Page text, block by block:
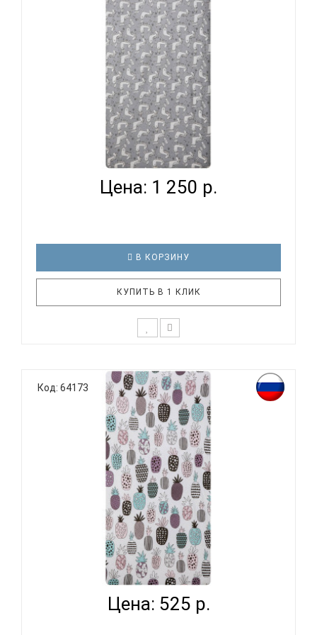
стиркам – очень важные пар..
ВОМБАТИК CLASSIC COLLECTION ЕДИНОРОЖКИ -
ПРОСТЫНЯ...
Цена: 1 250 р.
В КОРЗИНУ
КУПИТЬ В 1 КЛИК
родитель подходит очень основательно. Ведь
ребенок большую часть времени проводит в
кровати. И натуральность тканей, нежный и
веселый рисунок, высокая устойчивость к частым
стиркам – очень важные параметр..
Код: 64173
ВОМБАТИК CLASSIC COLLECTION АНАНАСИКИ -
ПРОСТЫНЯ...
Цена: 525 р.